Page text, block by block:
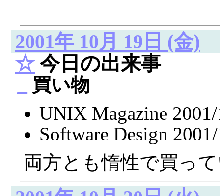
2001年 10月 19日 (金)
☆今日の出来事
買い物
UNIX Magazine
Software Design
両方とも惰性で買っ